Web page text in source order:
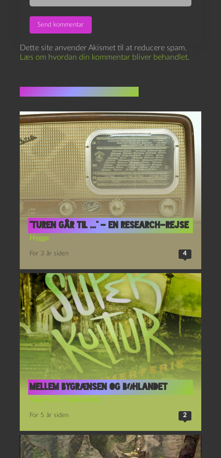
Dette site anvender Akismet til at reducere spam.
Læs om hvordan din kommentar bliver behandlet.
“Turen går til …” – en research-rejse
Hygge
For 3 år siden 4
Mellem bygrænsen og bøhlandet
Superkultur-podcasten
For 5 år siden 2